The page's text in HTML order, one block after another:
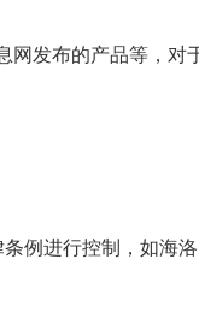
发布的产品等，对
例进行控制，如海洛